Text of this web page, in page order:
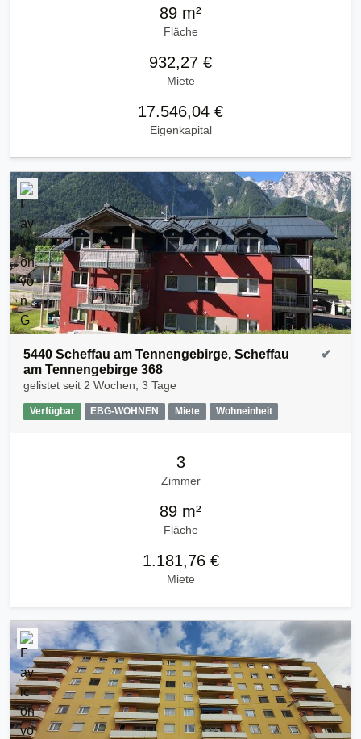
89 m²
Fläche
932,27 €
Miete
17.546,04 €
Eigenkapital
5440 Scheffau am Tennengebirge, Scheffau
am Tennengebirge 368
gelistet seit 2 Wochen, 3 Tage
Verfügbar EBG-WOHNEN Miete Wohneinheit
✔
3
Zimmer
89 m²
Fläche
1.181,76 €
Miete